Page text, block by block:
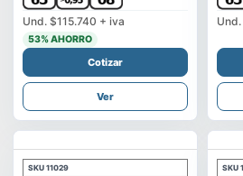
Und. $115.740 + iva
53% AHORRO
Cotizar
Ver
Und.
SKU 11029 SKU